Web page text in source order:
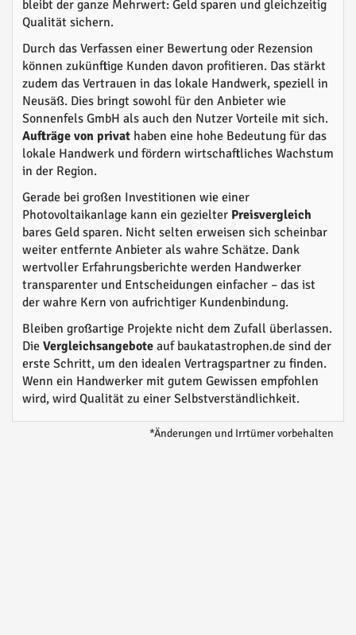
bleibt der ganze Mehrwert: Geld sparen und gleichzeitig
Qualität sichern.
Durch das Verfassen einer Bewertung oder Rezension
können zukünftige Kunden davon profitieren. Das stärkt
zudem das Vertrauen in das lokale Handwerk, speziell in
Neusäß. Dies bringt sowohl für den Anbieter wie
Sonnenfels GmbH als auch den Nutzer Vorteile mit sich.
Aufträge von privat haben eine hohe Bedeutung für das
lokale Handwerk und fördern wirtschaftliches Wachstum
in der Region.
Gerade bei großen Investitionen wie einer
Photovoltaikanlage kann ein gezielter Preisvergleich
bares Geld sparen. Nicht selten erweisen sich scheinbar
weiter entfernte Anbieter als wahre Schätze. Dank
wertvoller Erfahrungsberichte werden Handwerker
transparenter und Entscheidungen einfacher – das ist
der wahre Kern von aufrichtiger Kundenbindung.
Bleiben großartige Projekte nicht dem Zufall überlassen.
Die Vergleichsangebote auf baukatastrophen.de sind der
erste Schritt, um den idealen Vertragspartner zu finden.
Wenn ein Handwerker mit gutem Gewissen empfohlen
wird, wird Qualität zu einer Selbstverständlichkeit.
*Änderungen und Irrtümer vorbehalten